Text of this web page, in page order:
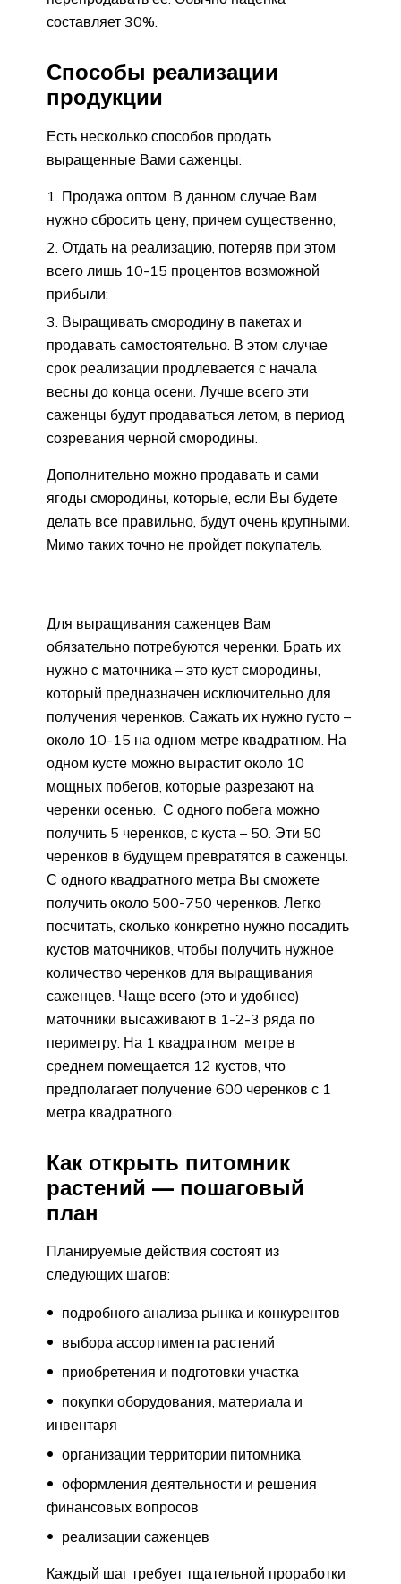
составляет 30%.
Способы реализации
продукции
Есть несколько способов продать
выращенные Вами саженцы:
Продажа оптом. В данном случае Вам
нужно сбросить цену, причем существенно;
Отдать на реализацию, потеряв при этом
всего лишь 10-15 процентов возможной
прибыли;
Выращивать смородину в пакетах и
продавать самостоятельно. В этом случае
срок реализации продлевается с начала
весны до конца осени. Лучше всего эти
саженцы будут продаваться летом, в период
созревания черной смородины.
Дополнительно можно продавать и сами
ягоды смородины, которые, если Вы будете
делать все правильно, будут очень крупными.
Мимо таких точно не пройдет покупатель.
Для выращивания саженцев Вам
обязательно потребуются черенки. Брать их
нужно с маточника – это куст смородины,
который предназначен исключительно для
получения черенков. Сажать их нужно густо –
около 10-15 на одном метре квадратном. На
одном кусте можно вырастит около 10
мощных побегов, которые разрезают на
черенки осенью. С одного побега можно
получить 5 черенков, с куста – 50. Эти 50
черенков в будущем превратятся в саженцы.
С одного квадратного метра Вы сможете
получить около 500-750 черенков. Легко
посчитать, сколько конкретно нужно посадить
кустов маточников, чтобы получить нужное
количество черенков для выращивания
саженцев. Чаще всего (это и удобнее)
маточники высаживают в 1-2-3 ряда по
периметру. На 1 квадратном метре в
среднем помещается 12 кустов, что
предполагает получение 600 черенков с 1
метра квадратного.
Как открыть питомник
растений — пошаговый
план
Планируемые действия состоят из
следующих шагов:
подробного анализа рынка и конкурентов
выбора ассортимента растений
приобретения и подготовки участка
покупки оборудования, материала и
инвентаря
организации территории питомника
оформления деятельности и решения
финансовых вопросов
реализации саженцев
Каждый шаг требует тщательной проработки